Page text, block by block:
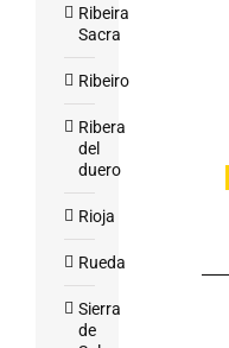
Ribeira
Sacra
Ribeiro
Ribera
del
duero
Rioja
Rueda
Sierra
de